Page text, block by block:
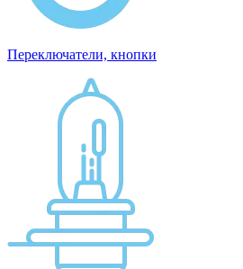
Переключатели, кнопки